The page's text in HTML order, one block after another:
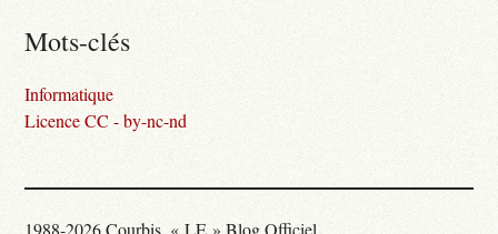
Mots-clés
Informatique
Licence CC - by-nc-nd
1988-2026 Courbis, « LE » Blog Officiel